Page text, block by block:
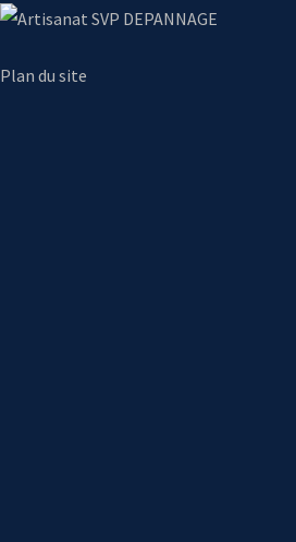
SVP DEPANNAGE
Plan du site